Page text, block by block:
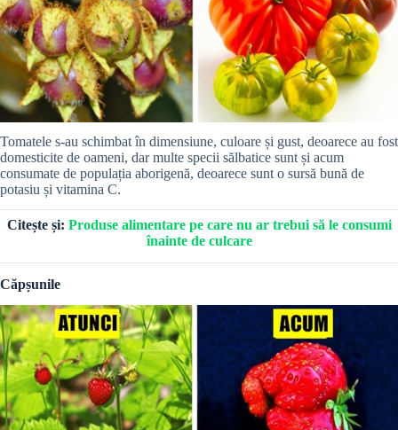
Tomatele s-au schimbat în dimensiune, culoare și gust, deoarece au fost
domesticite de oameni, dar multe specii sălbatice sunt și acum
consumate de populația aborigenă, deoarece sunt o sursă bună de
potasiu și vitamina C.
Citește și: Produse alimentare pe care nu ar trebui să le consumi
înainte de culcare
Căpșunile